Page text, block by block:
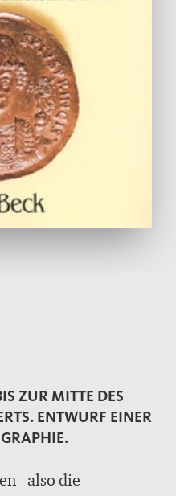
ZUR MITTE DES
ENTWURF EINER
- also die